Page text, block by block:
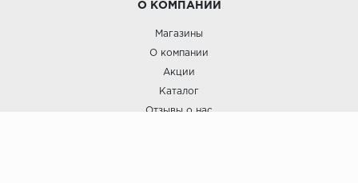
О КОМПАНИИ
Магазины
О компании
Акции
Каталог
Отзывы о нас